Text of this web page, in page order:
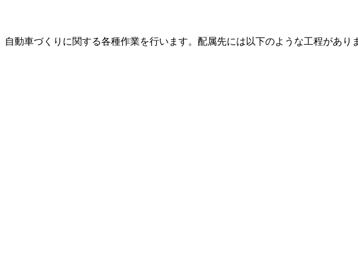
動車づくりに関する各種作業を行います。配属先には以下のような工程があり